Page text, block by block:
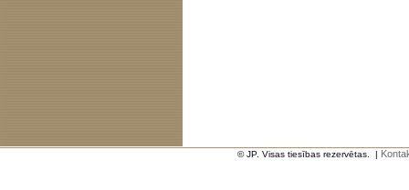
© JP. Visas tiesības rezervētas. |